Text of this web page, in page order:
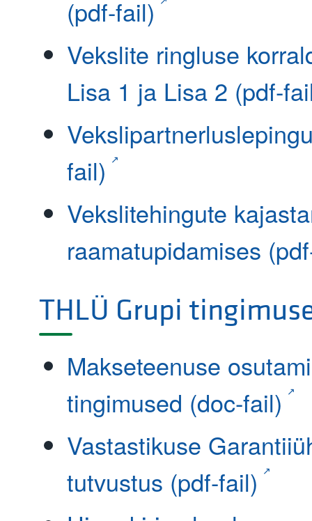
(pdf-fail)
Vekslite ringluse
Lisa 1 ja Lisa 2 (pdf-
fail)
Vekslitehingute
raamatupidamises
THLÜ Grupi
Makseteenuse
tingimused (doc-fail)
Vastastikuse
tutvustus (pdf-fail)